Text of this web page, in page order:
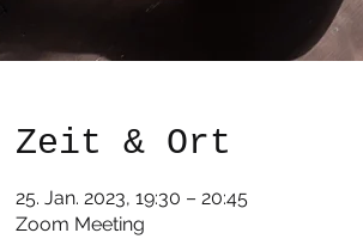
Zeit & Ort
25. Jan. 2023, 19:30 – 20:45
Zoom Meeting